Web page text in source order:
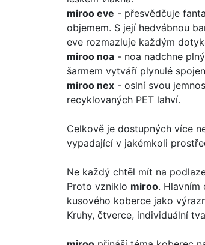
miroo eve - přesvědčuje
objemem. S její hedvábnou
eve rozmazluje každým
miroo noa - noa nadchne
šarmem vytváří plynulé
miroo nex - oslní svou
recyklovaných PET lahví.
Celkově je dostupných více
vypadající v jakémkoli
Ne každý chtěl mít na
Proto vzniklo miroo. Hlavním
kusového koberce jako
Kruhy, čtverce, individuální